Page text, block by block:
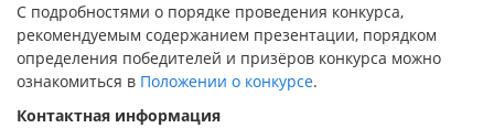
С подробностями о порядке проведения конкурса,
рекомендуемым содержанием презентации, порядком
определения победителей и призёров конкурса можно
ознакомиться в Положении о конкурсе.
Контактная информация